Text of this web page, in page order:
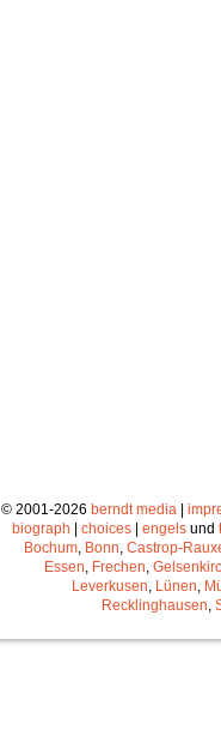
© 2001-2026 berndt media |
biograph | choices | engels und
Bochum Bonn Castrop-
Essen Frechen
Leverkusen Lünen
Recklinghausen